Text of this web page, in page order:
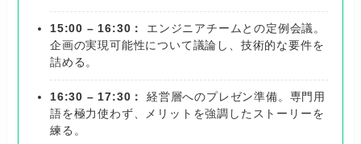
15:00 – 16:30：
エンジニアチームとの定例会議。
企画の実現可能性について議論し、技術的な要件を
詰める。
16:30 – 17:30：
経営層へのプレゼン準備。専門用
語を極力使わず、メリットを強調したストーリーを
練る。